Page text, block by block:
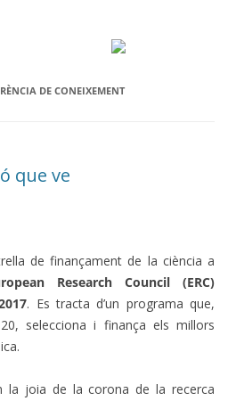
DE CONEIXEMENT
que ve
de finançament de la ciència a
Research Council (ERC)
. Es tracta d’un programa que,
selecciona i finança els millors
la joia de la corona de la recerca